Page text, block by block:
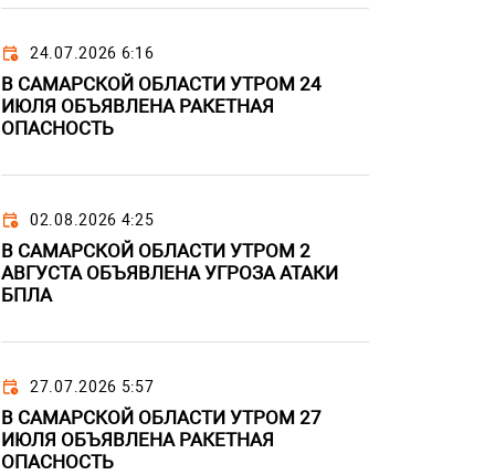
24.07.2026 6:16
В САМАРСКОЙ ОБЛАСТИ УТРОМ 24
ИЮЛЯ ОБЪЯВЛЕНА РАКЕТНАЯ
ОПАСНОСТЬ
02.08.2026 4:25
В САМАРСКОЙ ОБЛАСТИ УТРОМ 2
АВГУСТА ОБЪЯВЛЕНА УГРОЗА АТАКИ
БПЛА
27.07.2026 5:57
В САМАРСКОЙ ОБЛАСТИ УТРОМ 27
ИЮЛЯ ОБЪЯВЛЕНА РАКЕТНАЯ
ОПАСНОСТЬ